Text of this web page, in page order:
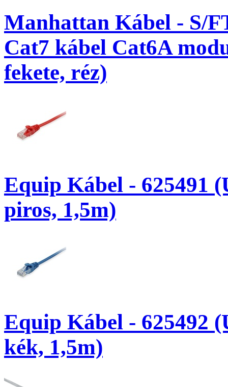
Manhattan Kábel - S/
Cat7 kábel Cat6A
fekete, réz)
Equip Kábel - 625491
piros, 1,5m)
Equip Kábel - 625492
kék, 1,5m)